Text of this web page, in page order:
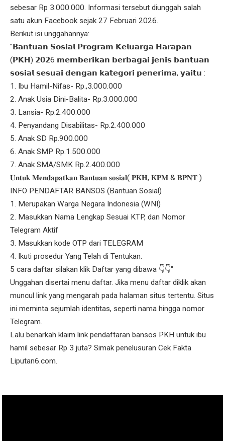
sebesar Rp 3.000.000. Informasi tersebut diunggah salah
satu akun Facebook sejak 27 Februari 2026.
Berikut isi unggahannya:
"𝗕𝗮𝗻𝘁𝘂𝗮𝗻 𝗦𝗼𝘀𝗶𝗮𝗹 𝗣𝗿𝗼𝗴𝗿𝗮𝗺 𝗞𝗲𝗹𝘂𝗮𝗿𝗴𝗮 𝗛𝗮𝗿𝗮𝗽𝗮𝗻
(𝗣𝗞𝗛) 𝟮𝟬𝟮6 𝗺𝗲𝗺𝗯𝗲𝗿𝗶𝗸𝗮𝗻 𝗯𝗲𝗿𝗯𝗮𝗴𝗮𝗶 𝗷𝗲𝗻𝗶𝘀 𝗯𝗮𝗻𝘁𝘂𝗮𝗻
𝘀𝗼𝘀𝗶𝗮𝗹 𝘀𝗲𝘀𝘂𝗮𝗶 𝗱𝗲𝗻𝗴𝗮𝗻 𝗸𝗮𝘁𝗲𝗴𝗼𝗿𝗶 𝗽𝗲𝗻𝗲𝗿𝗶𝗺𝗮, 𝘆𝗮𝗶𝘁𝘂 :
1. Ibu Hamil-Nifas- Rp.,3.000.000
2. Anak Usia Dini-Balita- Rp.3.000.000
3. Lansia- Rp.2.400.000
4. Penyandang Disabilitas- Rp.2.400.000
5. Anak SD Rp.900.000
6. Anak SMP Rp.1.500.000
7. Anak SMA/SMK Rp.2.400.000
𝐔𝐧𝐭𝐮𝐤 𝐌𝐞𝐧𝐝𝐚𝐩𝐚𝐭𝐤𝐚𝐧 𝐁𝐚𝐧𝐭𝐮𝐚𝐧 𝐬𝐨𝐬𝐢𝐚𝐥( 𝐏𝐊𝐇, 𝐊𝐏𝐌 & 𝐁𝐏𝐍𝐓 )
INFO PENDAFTAR BANSOS (Bantuan Sosial)
1. Merupakan Warga Negara Indonesia (WNI)
2. Masukkan Nama Lengkap Sesuai KTP, dan Nomor
Telegram Aktif
3. Masukkan kode OTP dari TELEGRAM
4. Ikuti prosedur Yang Telah di Tentukan.
5 cara daftar silakan klik Daftar yang dibawa 👇👇"
Unggahan disertai menu daftar. Jika menu daftar diklik akan
muncul link yang mengarah pada halaman situs tertentu. Situs
ini meminta sejumlah identitas, seperti nama hingga nomor
Telegram.
Lalu benarkah klaim link pendaftaran bansos PKH untuk ibu
hamil sebesar Rp 3 juta? Simak penelusuran Cek Fakta
Liputan6.com.